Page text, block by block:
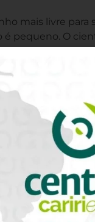
mais livre para
pequeno. O
que a
de São
conquistar
com a
Mídia (Lepem-
pesquisas.
conhecida. É